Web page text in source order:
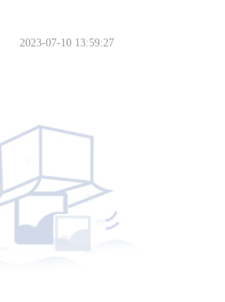
2023-07-10 13:59:27